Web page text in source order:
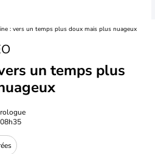
: vers un temps plus doux mais plus nuageux
un temps plus